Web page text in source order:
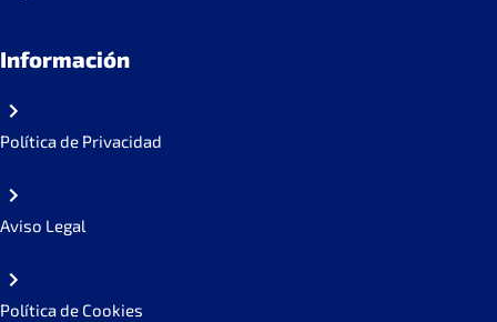
Información
Política de Privacidad
Aviso Legal
Política de Cookies